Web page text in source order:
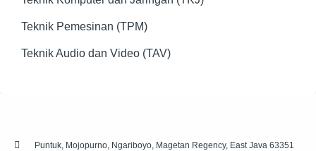
Teknik Pemesinan (TPM)
Teknik Audio dan Video (TAV)
Puntuk, Mojopurno, Ngariboyo, Magetan Regency, East Java 63351